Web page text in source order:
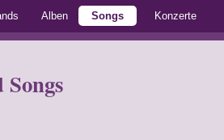
Alben Songs Konzerte
Songs